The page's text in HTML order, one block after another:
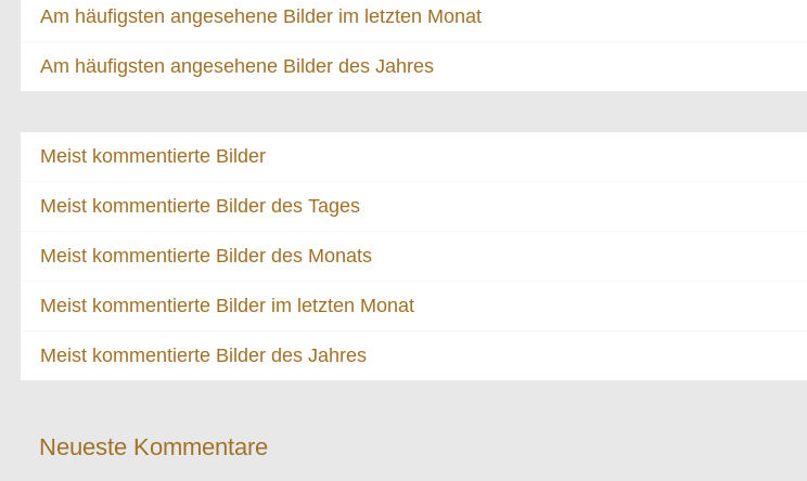
Am häufigsten angesehene Bilder im letzten Monat
Am häufigsten angesehene Bilder des Jahres
Meist kommentierte Bilder
Meist kommentierte Bilder des Tages
Meist kommentierte Bilder des Monats
Meist kommentierte Bilder im letzten Monat
Meist kommentierte Bilder des Jahres
Neueste Kommentare